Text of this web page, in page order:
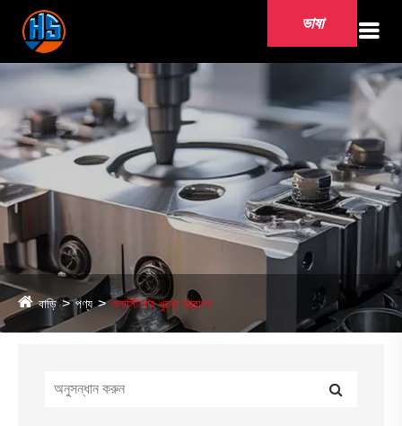
ভাষা
বাড়ি পণ্য প্লাস্টিকের খুচরা যন্ত্রাংশ